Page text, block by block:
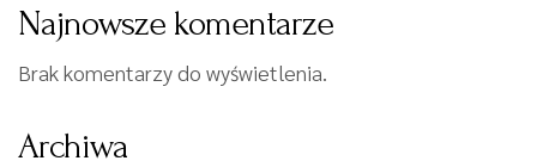
Najnowsze komentarze
Brak komentarzy do wyświetlenia.
Archiwa